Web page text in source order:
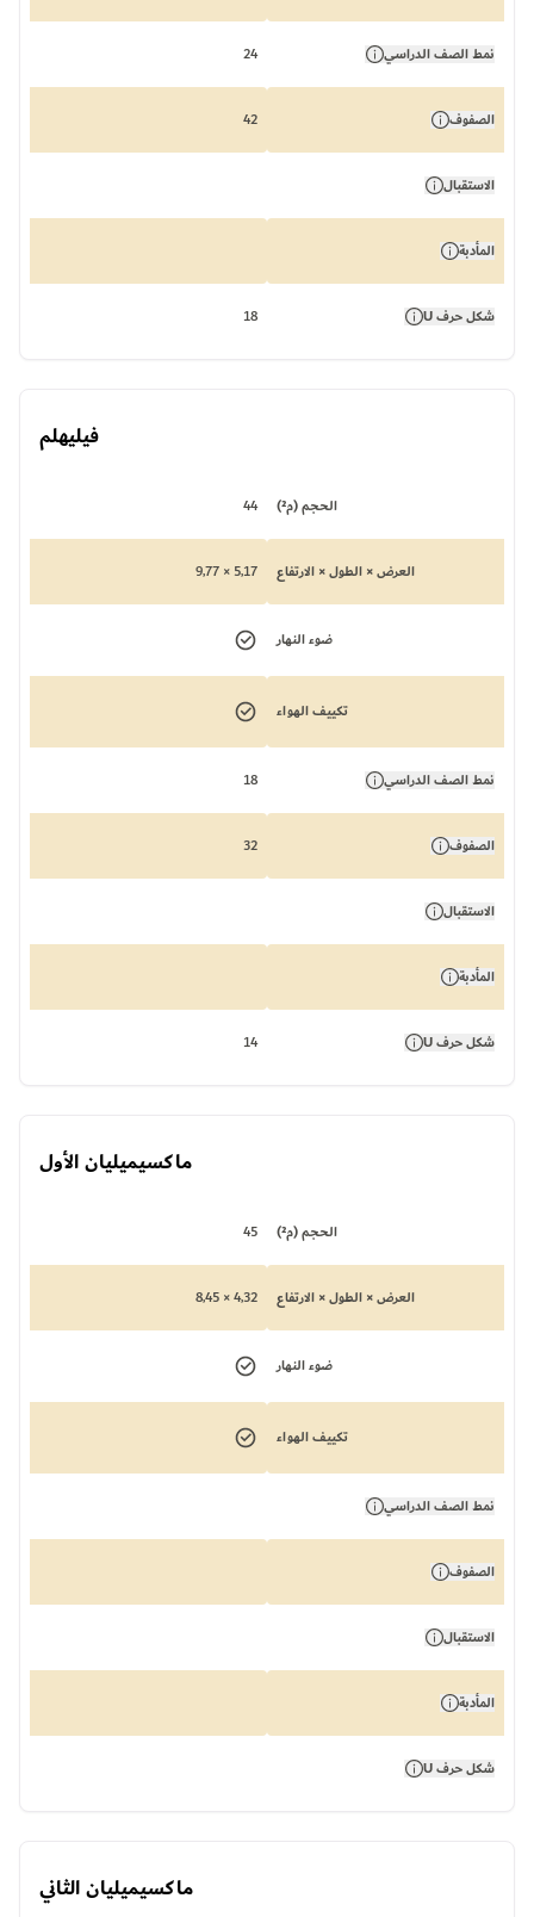
نمط الصف الدراسي 24
الصفوف 42
الاستقبال
المأدبة
شكل حرف U 18
فيليهلم
الحجم (م²) 44
العرض × الطول × الارتفاع 5,17 × 9,77
ضوء النهار
تكييف الهواء
نمط الصف الدراسي 18
الصفوف 32
الاستقبال
المأدبة
شكل حرف U 14
ماكسيميليان الأول
الحجم (م²) 45
العرض × الطول × الارتفاع 4,32 × 8,45
ضوء النهار
تكييف الهواء
نمط الصف الدراسي
الصفوف
الاستقبال
المأدبة
شكل حرف U
ماكسيميليان الثاني